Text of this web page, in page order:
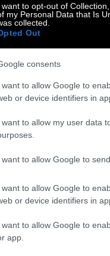
want to opt-out of
my Personal Data that Is
collected.
Out
consents
want to allow Google to
or device identifiers in
want to allow my user data
want to allow Google to
want to allow Google to
or device identifiers in
want to allow Google to
app.